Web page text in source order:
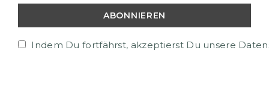
Indem Du fortfährst, akzeptierst Du unsere